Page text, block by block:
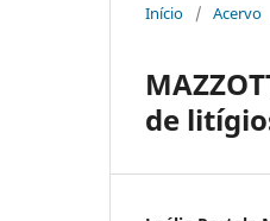
Início / Acervo
de